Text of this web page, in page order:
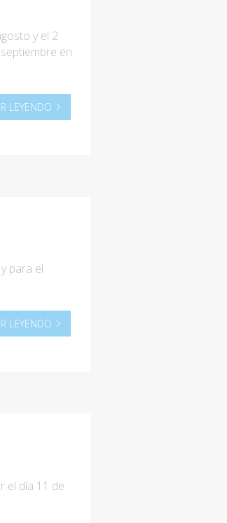
y el 2
en
LEYENDO
para el
LEYENDO
el día 11 de